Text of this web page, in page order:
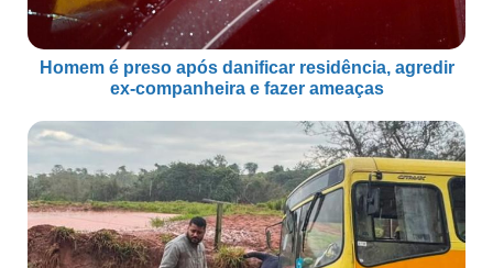
Homem é preso após danificar residência, agredir
ex-companheira e fazer ameaças